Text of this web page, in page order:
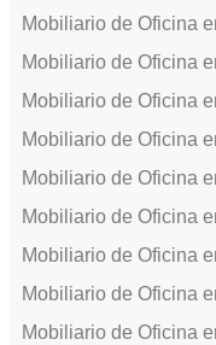
Mobiliario de Oficina
Mobiliario de Oficina
Mobiliario de Oficina
Mobiliario de Oficina
Mobiliario de Oficina
Mobiliario de Oficina
Mobiliario de Oficina
Mobiliario de Oficina
Mobiliario de Oficina